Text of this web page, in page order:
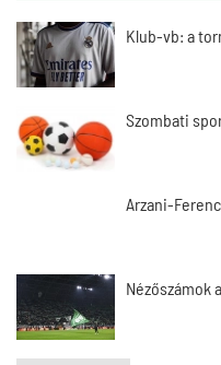
Klub-vb: a
Szombati
Arzani-
Nézőszámok